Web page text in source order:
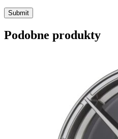
Submit
Podobne produkty